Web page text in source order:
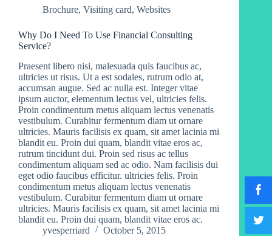
Brochure, Visiting card, Websites
Why Do I Need To Use Financial Consulting
Service?
Praesent libero nisi, malesuada quis faucibus ac,
ultricies ut risus. Ut a est sodales, rutrum odio at,
accumsan augue. Sed ac nulla est. Integer vitae
ipsum auctor, elementum lectus vel, ultricies felis.
Proin condimentum metus aliquam lectus venenatis
vestibulum. Curabitur fermentum diam ut ornare
ultricies. Mauris facilisis ex quam, sit amet lacinia mi
blandit eu. Proin dui quam, blandit vitae eros ac,
rutrum tincidunt dui. Proin sed risus ac tellus
condimentum aliquam sed ac odio. Nam facilisis dui
eget odio faucibus efficitur. ultricies felis. Proin
condimentum metus aliquam lectus venenatis
vestibulum. Curabitur fermentum diam ut ornare
ultricies. Mauris facilisis ex quam, sit amet lacinia mi
blandit eu. Proin dui quam, blandit vitae eros ac.
yvesperriard
October 5, 2015